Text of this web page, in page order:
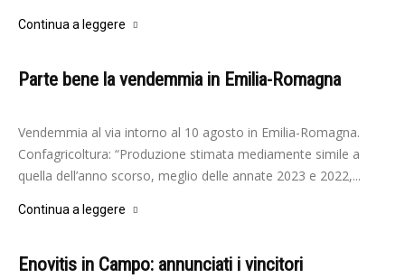
Continua a leggere
Parte bene la vendemmia in Emilia-Romagna
Elisabetta Gori - 10 Agosto 2025
Vendemmia al via intorno al 10 agosto in Emilia-Romagna.
Confagricoltura: “Produzione stimata mediamente simile a
quella dell’anno scorso, meglio delle annate 2023 e 2022,...
Continua a leggere
Enovitis in Campo: annunciati i vincitori